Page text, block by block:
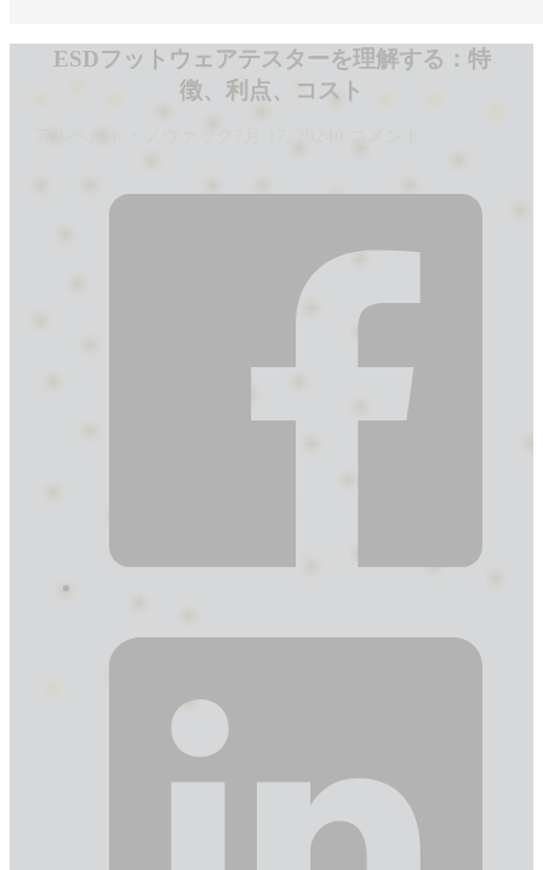
ESDフットウェアテスターを理解する：特
徴、利点、コスト